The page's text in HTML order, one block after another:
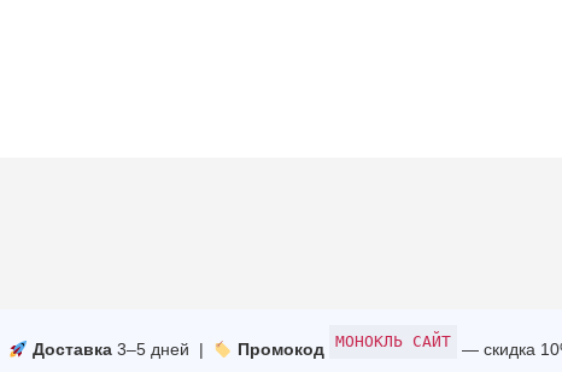
Доставка3–5 дней | Промокод МОНОКЛЬ САЙТ — скидка